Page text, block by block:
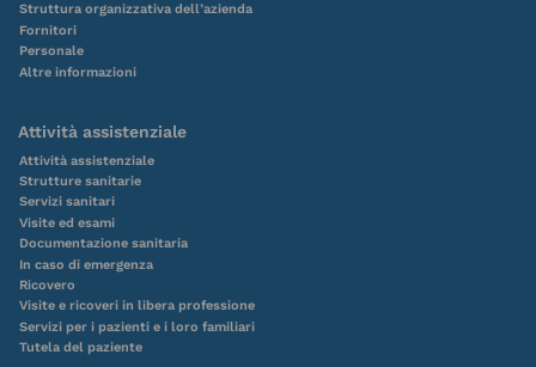
Struttura organizzativa dell’azienda
Fornitori
Personale
Altre informazioni
Attività assistenziale
Attività assistenziale
Strutture sanitarie
Servizi sanitari
Visite ed esami
Documentazione sanitaria
In caso di emergenza
Ricovero
Visite e ricoveri in libera professione
Servizi per i pazienti e i loro familiari
Tutela del paziente